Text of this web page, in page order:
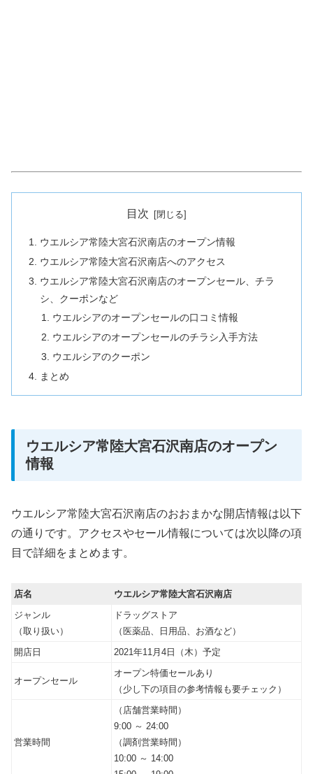
目次
ウエルシア常陸大宮石沢南店のオープン情報
ウエルシア常陸大宮石沢南店へのアクセス
ウエルシア常陸大宮石沢南店のオープンセール、チラ
シ、クーポンなど
ウエルシアのオープンセールの口コミ情報
ウエルシアのオープンセールのチラシ入手方法
ウエルシアのクーポン
まとめ
ウエルシア常陸大宮石沢南店のオープン
情報
ウエルシア常陸大宮石沢南店のおおまかな開店情報は以下
の通りです。アクセスやセール情報については次以降の項
目で詳細をまとめます。
店名
ウエルシア常陸大宮石沢南店
ジャンル
（取り扱い）
ドラッグストア
（医薬品、日用品、お酒など）
開店日
2021年11月4日（木）予定
オープンセール
オープン特価セールあり
（少し下の項目の参考情報も要チェック）
営業時間
（店舗営業時間）
9:00 ～ 24:00
（調剤営業時間）
10:00 ～ 14:00